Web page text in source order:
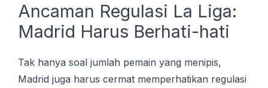
Ancaman Regulasi La Liga:
Madrid Harus Berhati-hati
Tak hanya soal jumlah pemain yang menipis,
Madrid juga harus cermat memperhatikan regulasi